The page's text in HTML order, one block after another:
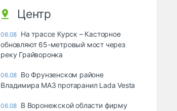
Центр
06.08 На трассе Курск – Касторное
обновляют 65-метровый мост через
реку Грайворонка
06.08 Во Фрунзенском районе
Владимира МАЗ протаранил Lada Vesta
06.08 В Воронежской области фирму